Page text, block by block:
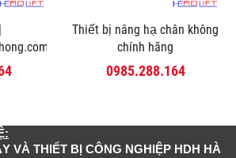
Thiết bị nâng hạ chân không
chính hãng
0985.288.164
VÀ THIẾT BỊ CÔNG NGHIỆP HDH HÀ